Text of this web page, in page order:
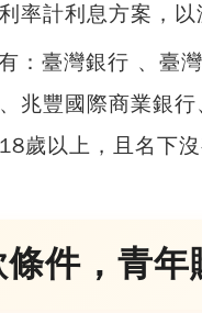
率計利息方案 ，
：臺灣銀行 、臺
兆豐國際商業銀行
歲以上，且名下
件，青